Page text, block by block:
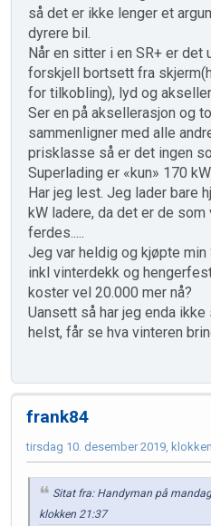
så det er ikke lenger et
dyrere bil.
Når en sitter i en SR+ er det
forskjell bortsett fra
for tilkobling), lyd og
Ser en på aksellerasjon og
sammenligner med alle
prisklasse så er det ingen
Superlading er «kun» 170
Har jeg lest. Jeg lader bare
kW ladere, da det er de
ferdes.....
Jeg var heldig og kjøpte min
inkl vinterdekk og
koster vel 20.000 mer nå?
Uansett så har jeg enda
helst, får se hva vinteren
frank84
tirsdag 10. desember 2019,
Sitat fra: Handyman på
klokken 21:37